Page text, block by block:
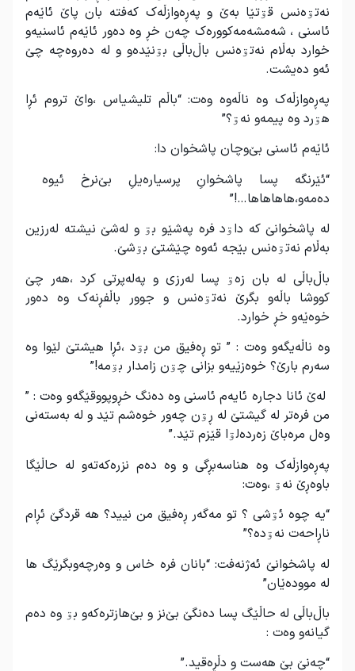
نەتۊەنس قۊتێا بەێ و پەڕەوازڵەک کەفتە بان پاێ ئاێەم
ئاسنی ، شەمشەمەکوورەک چەن خڕ وە دەور ئاێەم ئاسنیەو
خوارد بەڵام نەتۊەنس باڵ‌باڵی بۊنێدەو و لە دەروەچە چێ
ئەو دەیشت.
پەڕەوازڵەک وە ناڵەوە وەت: “باڵم تلیشیاس ،واێ تروم ئڕا
هۊرد وە پیمەو نەۊ؟”
ئاێەم ئاسنی بێ‌وچان پاشخوان دا:
“ئێرنگە پسا پاشخوانِ پرسیارەیلِ بێ‌نرخ ئیوە
دەمەو،هاهاهاها…!”
لە پاشخوانێ کە داۊد فرە پەشێو بۊ و لەشێ نیشتە لەرزین
بەڵام نەتۊەنس بێجە ئەوە چێشتێ بۊشێ.
باڵ‌باڵی لە بان زەۊ پسا لەرزی و پەلەپرتی کرد ،هەر چێ
کووشا باڵەو بگرێ نەتۊەنس و جوور باڵفڕنەک وە دەور
خوەێەو خڕ خوارد.
وە ناڵەیگەو وەت : ” تو ڕەفیق من بۊد ،ئڕا هیشتێ لێوا وە
سەرم بارێ؟ خوەزێیەو بزانی چۊن زامدار بۊمە!”
لەێ ئانا دجارە ئایەم ئاسنی وە دەنگ خڕوپووقێگەو وەت : ”
من فرەتر لە گیشتێ لە ڕۊن چەور خوەشم تێد و لە بەستەنی
وەل مرەباێ زەردەلۊا قێزم تێد.”
پەڕەوازڵەک وە هناسەبڕگی و وە دەم نزرەکەتەو لە حاڵێگا
باوەڕێ نەۊ ،وەت:
“یە چوە ئۊشی ؟ تو مەگەر ڕەفیق من نیید؟ هە قردگێ ئڕام
ناڕاحەت نەۊدە؟”
لە پاشخوانێ ئەژنەفت: “بانان فرە خاس و وەرچەوبگرێگ ها
لە موودەێان”
باڵ‌باڵی لە حاڵێگ پسا دەنگێ بێ‌نز و بێ‌هازترەکەو بۊ وە دەم
گیانەو وەت :
“چەنێ بێ هەست و دڵڕەقید.”